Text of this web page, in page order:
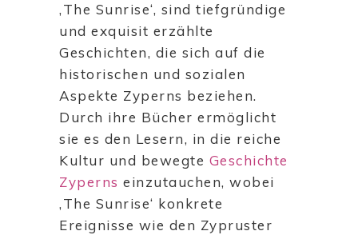
‚The Sunrise‘, sind tiefgründige
und exquisit erzählte
Geschichten, die sich auf die
historischen und sozialen
Aspekte Zyperns beziehen.
Durch ihre Bücher ermöglicht
sie es den Lesern, in die reiche
Kultur und bewegte Geschichte
Zyperns einzutauchen, wobei
‚The Sunrise‘ konkrete
Ereignisse wie den Zypruster